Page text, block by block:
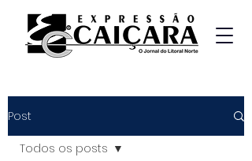
Post
Todos os posts